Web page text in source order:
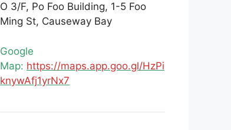
O 3/F, Po Foo Building, 1-5 Foo
Ming St, Causeway Bay
Google
Map: https://maps.app.goo.gl/HzPi
knywAfj1yrNx7